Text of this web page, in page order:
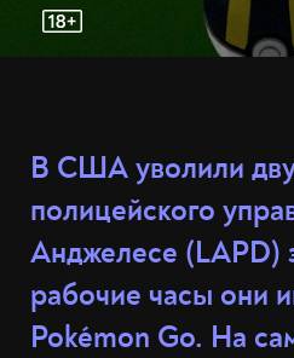
В США уволили
полицейского
Анджелесе (LAPD)
рабочие часы они
Pokémon Go. На